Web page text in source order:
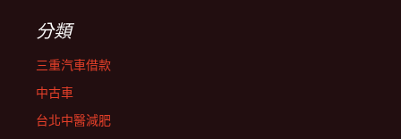
分類
三重汽車借款
中古車
台北中醫減肥